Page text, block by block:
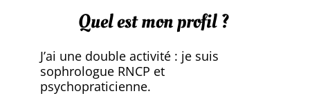
Quel est mon profil ?
J’ai une double activité : je suis
sophrologue RNCP et
psychopraticienne.